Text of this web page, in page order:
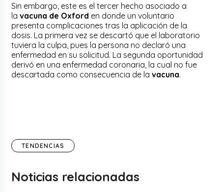
Sin embargo, este es el tercer hecho asociado a
lavacuna de Oxford en donde un voluntario
presenta complicaciones tras la aplicación de la
dosis. La primera vez se descartó que el laboratorio
tuviera la culpa, pues la persona no declaró una
enfermedad en su solicitud. La segunda oportunidad
derivó en una enfermedad coronaria, la cual no fue
descartada como consecuencia de lavacuna.
TENDENCIAS
Noticias relacionadas